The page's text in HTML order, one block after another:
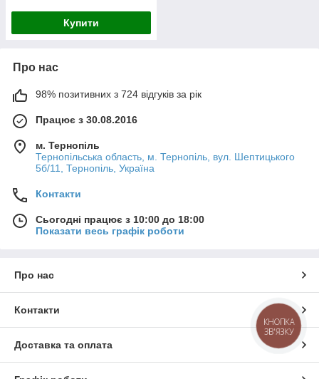
Купити
Про нас
98% позитивних з 724 відгуків за рік
Працює з 30.08.2016
м. Тернопіль
Тернопільська область, м. Тернопіль, вул. Шептицького
5б/11, Тернопіль, Україна
Контакти
Сьогодні працює з 10:00 до 18:00
Показати весь графік роботи
Про нас
Контакти
Доставка та оплата
КНОПКА
ЗВ'ЯЗКУ